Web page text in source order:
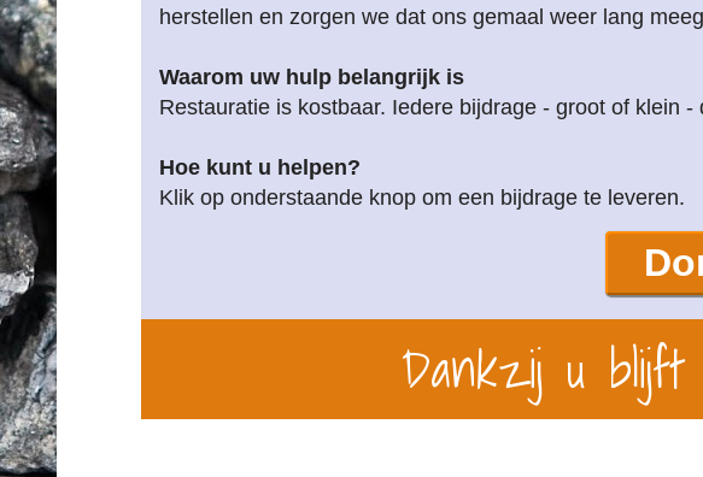
herstellen en zorgen we dat ons gemaal weer lang
Waarom uw hulp belangrijk is
Restauratie is kostbaar. Iedere bijdrage - groot of klein
Hoe kunt u helpen?
Klik op onderstaande knop om een bijdrage te leveren.
Dankzij u blijft